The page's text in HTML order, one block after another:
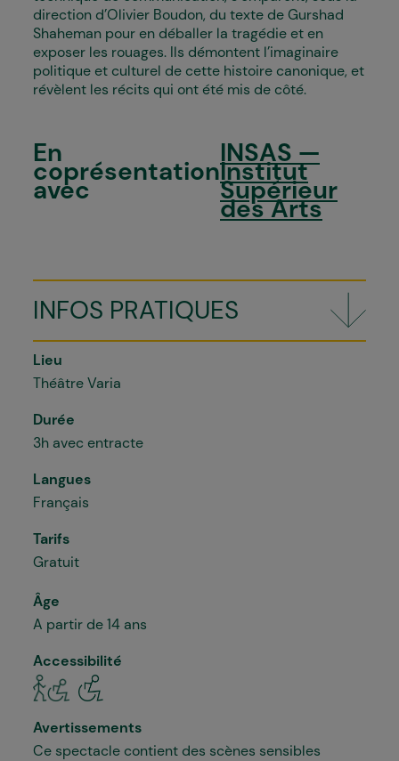
INFOS PRATIQUES
Lieu
Théâtre Varia
Durée
3h avec entracte
Langues
Français
Tarifs
Gratuit
Âge
A partir de 14 ans
Accessibilité
Avertissements
Ce spectacle contient des scènes sensibles
direction d’Olivier Boudon, du texte de Gurshad
Shaheman pour en déballer la tragédie et en
exposer les rouages. Ils démontent l’imaginaire
politique et culturel de cette histoire canonique, et
révèlent les récits qui ont été mis de côté.
En
coprésentation
avec
INSAS —
Institut
Supérieur
des Arts